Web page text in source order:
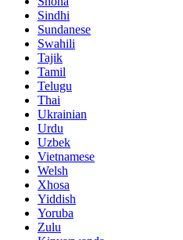
Sindhi
Sundanese
Swahili
Tajik
Tamil
Telugu
Thai
Ukrainian
Urdu
Uzbek
Vietnamese
Welsh
Xhosa
Yiddish
Yoruba
Zulu